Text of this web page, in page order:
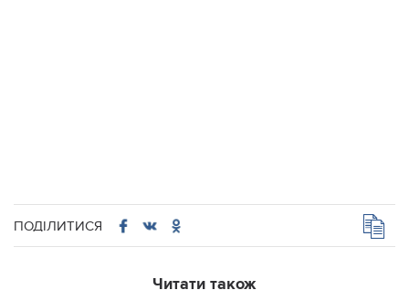
ПОДІЛИТИСЯ
Читати також